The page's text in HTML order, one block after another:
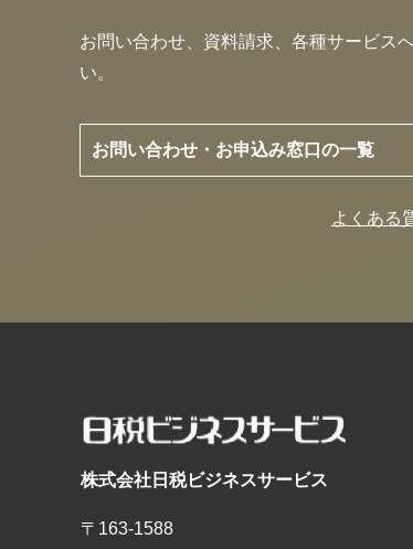
お問い合わせ、資料請求、各種サービス
い。
お問い合わせ・お申込み窓口の一覧
よくある
株式会社日税ビジネスサービス
〒163-1588